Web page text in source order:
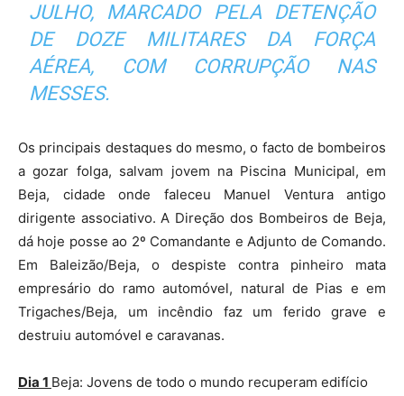
JULHO, MARCADO PELA DETENÇÃO
DE DOZE MILITARES DA FORÇA
AÉREA, COM CORRUPÇÃO NAS
MESSES.
Os principais destaques do mesmo, o facto de bombeiros
a gozar folga, salvam jovem na Piscina Municipal, em
Beja, cidade onde faleceu Manuel Ventura antigo
dirigente associativo. A Direção dos Bombeiros de Beja,
dá hoje posse ao 2º Comandante e Adjunto de Comando.
Em Baleizão/Beja, o despiste contra pinheiro mata
empresário do ramo automóvel, natural de Pias e em
Trigaches/Beja, um incêndio faz um ferido grave e
destruiu automóvel e caravanas.
Dia 1 Beja: Jovens de todo o mundo recuperam edifício